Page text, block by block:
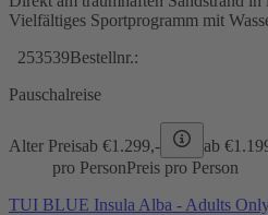
Vielfältiges Sportprogramm mit
253539Bestellnr.:
Pauschalreise
Alter Preisab €1.299,- ab €
pro PersonPreis pro Person
TUI BLUE Insula Alba - Adults